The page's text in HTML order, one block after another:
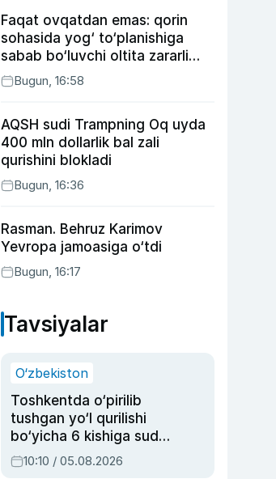
Faqat ovqatdan emas: qorin
sohasida yog‘ to‘planishiga
sabab bo‘luvchi oltita zararli
odatBugun, 16:58
AQSH sudi Trampning Oq uyda
400 mln dollarlik bal zali
qurishini blokladi
Bugun, 16:36
Rasman. Behruz Karimov
Yevropa jamoasiga o‘tdi
Bugun, 16:17
Tavsiyalar
O‘zbekiston
Toshkentda o‘pirilib
tushgan yo‘l qurilishi
bo‘yicha 6 kishiga sud
hukmi o‘qildi
10:10 / 05.08.2026